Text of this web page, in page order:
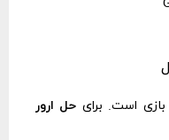
بازی است. برای حل ارور